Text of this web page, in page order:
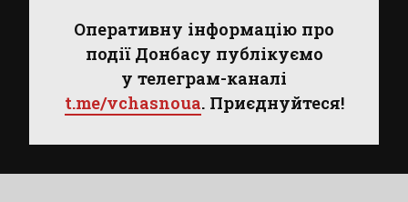
Оперативну інформацію про
події Донбасу публікуємо
у телеграм-каналі
t.me/vchasnoua. Приєднуйтеся!